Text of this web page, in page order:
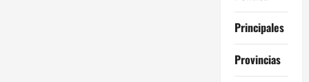
Principales
Provincias